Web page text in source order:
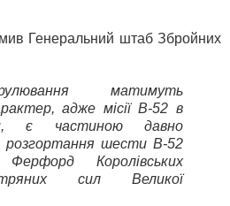
Генеральний штаб Збройних
матимуть
адже місії В-52 в
є частиною давно
розгортання шести B-52
Королівських
сил Великої